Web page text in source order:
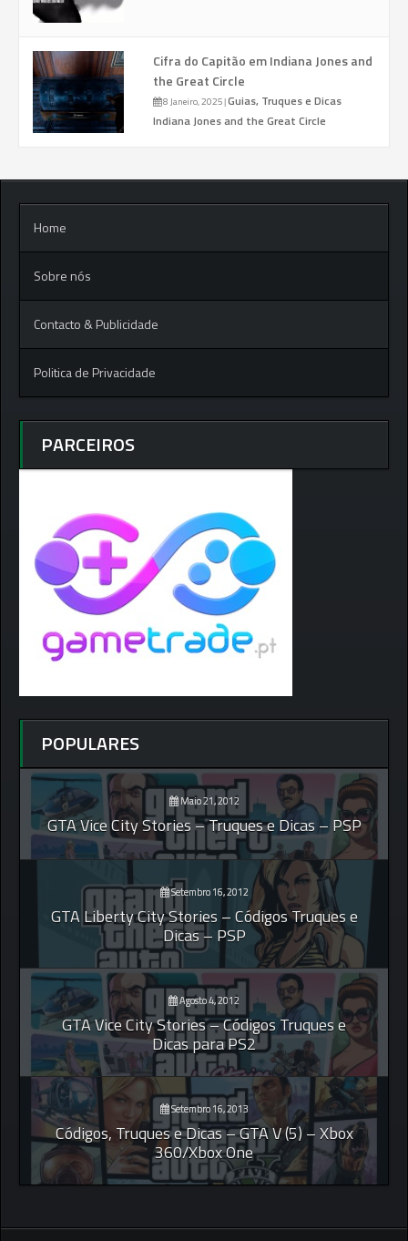
Cifra do Capitão em Indiana Jones and
the Great Circle
8 Janeiro, 2025|Guias, Truques e Dicas
Indiana Jones and the Great Circle
Home
Sobre nós
Contacto & Publicidade
Politica de Privacidade
PARCEIROS
POPULARES
Maio 21, 2012
GTA Vice City Stories – Truques e Dicas – PSP
Setembro 16, 2012
GTA Liberty City Stories – Códigos Truques e
Dicas – PSP
Agosto 4, 2012
GTA Vice City Stories – Códigos Truques e
Dicas para PS2
Setembro 16, 2013
Códigos, Truques e Dicas – GTA V (5) – Xbox
360/Xbox One